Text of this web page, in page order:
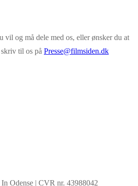
vil og må dele med os, eller ønsker du at
til os på Presse@filmsiden.dk
Odense | CVR nr. 43988042